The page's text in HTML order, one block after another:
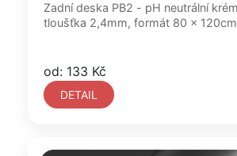
Zadní deska PB2 - pH neutrální krémové barvy,
tloušťka 2,4mm, formát 80 x 120cm
od: 133 Kč
DETAIL